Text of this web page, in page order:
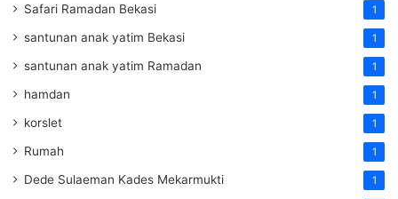
Safari Ramadan Bekasi 1
santunan anak yatim Bekasi 1
santunan anak yatim Ramadan 1
hamdan 1
korslet 1
Rumah 1
Dede Sulaeman Kades Mekarmukti 1